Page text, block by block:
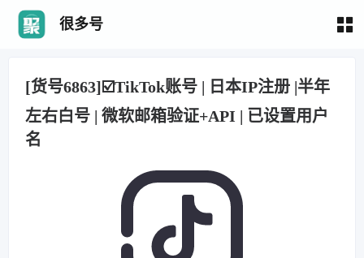
很多号
[货号6863]☑️TikTok账号 | 日本IP注册 |半年
左右白号 | 微软邮箱验证+API | 已设置用户
名